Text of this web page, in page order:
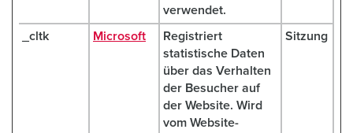
verwendet.
_cltk Microsoft
Registriert
statistische Daten
über das Verhalten
der Besucher auf
der Website. Wird
vom Website-
Sitzung